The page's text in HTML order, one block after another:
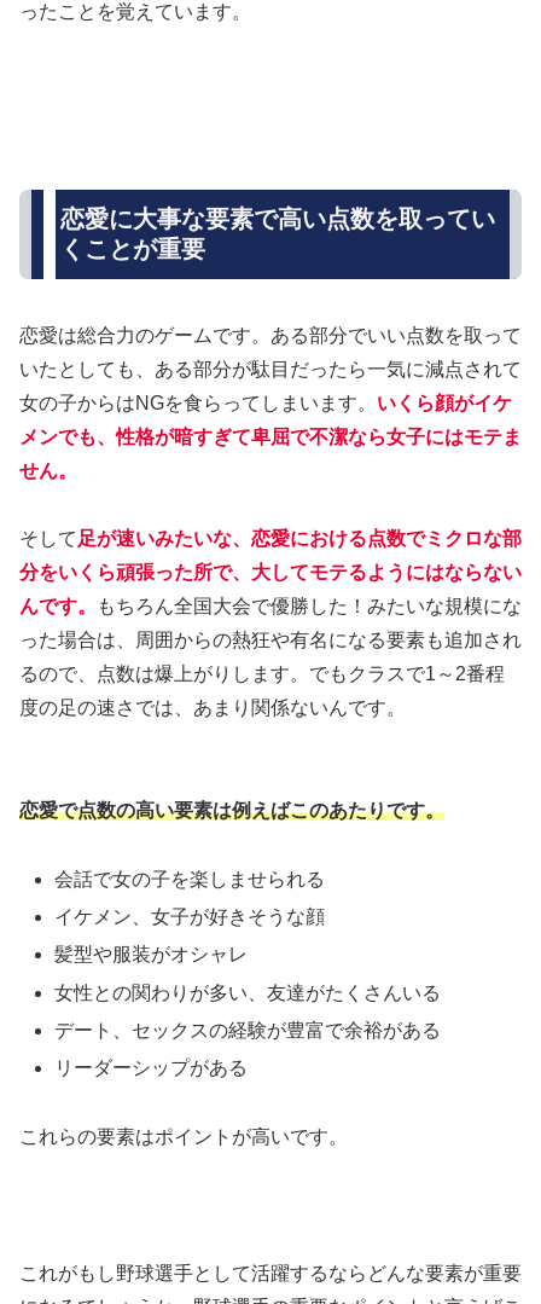
ったことを覚えています。
恋愛に大事な要素で高い点数を取ってい
くことが重要
恋愛は総合力のゲームです。ある部分でいい点数を取って
いたとしても、ある部分が駄目だったら一気に減点されて
女の子からはNGを食らってしまいます。 いくら顔がイケ
メンでも、性格が暗すぎて卑屈で不潔なら女子にはモテま
せん。
そして足が速いみたいな、恋愛における点数でミクロな部
分をいくら頑張った所で、大してモテるようにはならない
んです。
もちろん全国大会で優勝した！みたいな規模にな
った場合は、周囲からの熱狂や有名になる要素も追加され
るので、点数は爆上がりします。でもクラスで1～2番程
度の足の速さでは、あまり関係ないんです。
恋愛で点数の高い要素は例えばこのあたりです。
会話で女の子を楽しませられる
イケメン、女子が好きそうな顔
髪型や服装がオシャレ
女性との関わりが多い、友達がたくさんいる
デート、セックスの経験が豊富で余裕がある
リーダーシップがある
これらの要素はポイントが高いです。
これがもし野球選手として活躍するならどんな要素が重要